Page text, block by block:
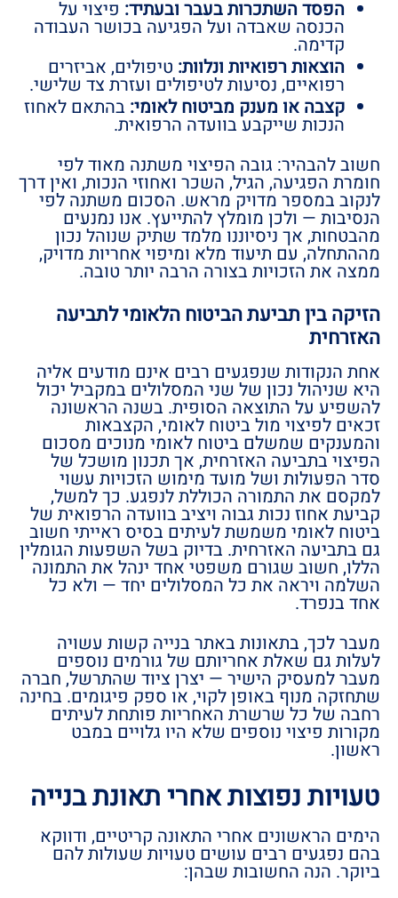
הפסד השתכרות בעבר ובעתיד: פיצוי על
הכנסה שאבדה ועל הפגיעה בכושר העבודה
קדימה.
הוצאות רפואיות ונלוות: טיפולים, אביזרים
רפואיים, נסיעות לטיפולים ועזרת צד שלישי.
קצבה או מענק מביטוח לאומי: בהתאם לאחוז
הנכות שייקבע בוועדה הרפואית.
חשוב להבהיר: גובה הפיצוי משתנה מאוד לפי
חומרת הפגיעה, הגיל, השכר ואחוזי הנכות, ואין דרך
לנקוב במספר מדויק מראש. הסכום משתנה לפי
הנסיבות — ולכן מומלץ להתייעץ. אנו נמנעים
מהבטחות, אך ניסיוננו מלמד שתיק שנוהל נכון
מההתחלה, עם תיעוד מלא ומיפוי אחריות מדויק,
ממצה את הזכויות בצורה הרבה יותר טובה.
הזיקה בין תביעת הביטוח הלאומי לתביעה
האזרחית
אחת הנקודות שנפגעים רבים אינם מודעים אליה
היא שניהול נכון של שני המסלולים במקביל יכול
להשפיע על התוצאה הסופית. בשנה הראשונה
זכאים לפיצוי מול ביטוח לאומי, הקצבאות
והמענקים שמשלם ביטוח לאומי מנוכים מסכום
הפיצוי בתביעה האזרחית, אך תכנון מושכל של
סדר הפעולות ושל מועד מימוש הזכויות עשוי
למקסם את התמורה הכוללת לנפגע. כך למשל,
קביעת אחוז נכות גבוה ויציב בוועדה הרפואית של
ביטוח לאומי משמשת לעיתים בסיס ראייתי חשוב
גם בתביעה האזרחית. בדיוק בשל השפעות הגומלין
הללו, חשוב שגורם משפטי אחד ינהל את התמונה
השלמה ויראה את כל המסלולים יחד — ולא כל
אחד בנפרד.
מעבר לכך, בתאונות באתר בנייה קשות עשויה
לעלות גם שאלת אחריותם של גורמים נוספים
מעבר למעסיק הישיר — יצרן ציוד שהתרשל, חברה
שתחזקה מנוף באופן לקוי, או ספק פיגומים. בחינה
רחבה של כל שרשרת האחריות פותחת לעיתים
מקורות פיצוי נוספים שלא היו גלויים במבט
ראשון.
טעויות נפוצות אחרי תאונת בנייה
הימים הראשונים אחרי התאונה קריטיים, ודווקא
בהם נפגעים רבים עושים טעויות שעולות להם
ביוקר. הנה החשובות שבהן: